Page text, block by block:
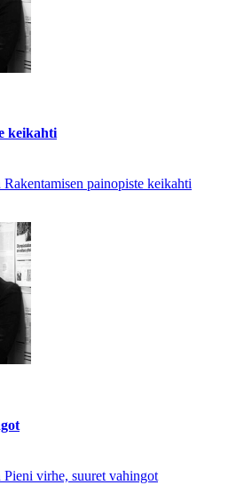
keikahti
painopiste keikahti
virhe, suuret vahingot